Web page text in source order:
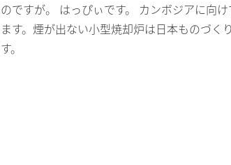
のですが。 はっぴぃです。 カンボジアに向
ます。煙が出ない小型焼却炉は日本ものづ
す。